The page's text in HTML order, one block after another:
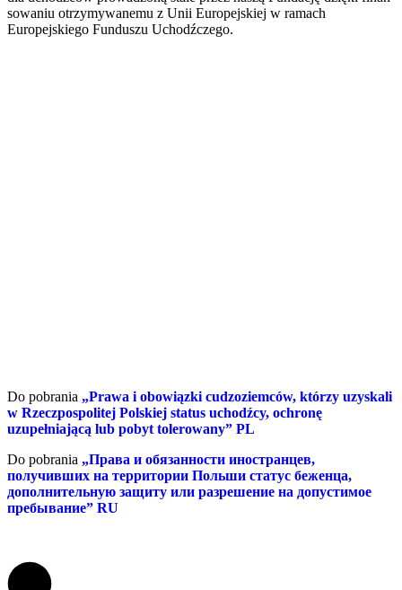
sowaniu otrzymywanemu z Unii Europejskiej w ramach
Europejskiego Funduszu Uchodźczego.
Do pobrania „Prawa i obowiązki cudzoziemców, którzy uzyskali
w Rzeczpospolitej Polskiej status uchodźcy, ochronę
uzupełniającą lub pobyt tolerowany” PL
Do pobrania „Права и обязанности иностранцев,
получивших на территории Польши статус беженца,
дополнительную защиту или разрешение на допустимое
пребывание” RU